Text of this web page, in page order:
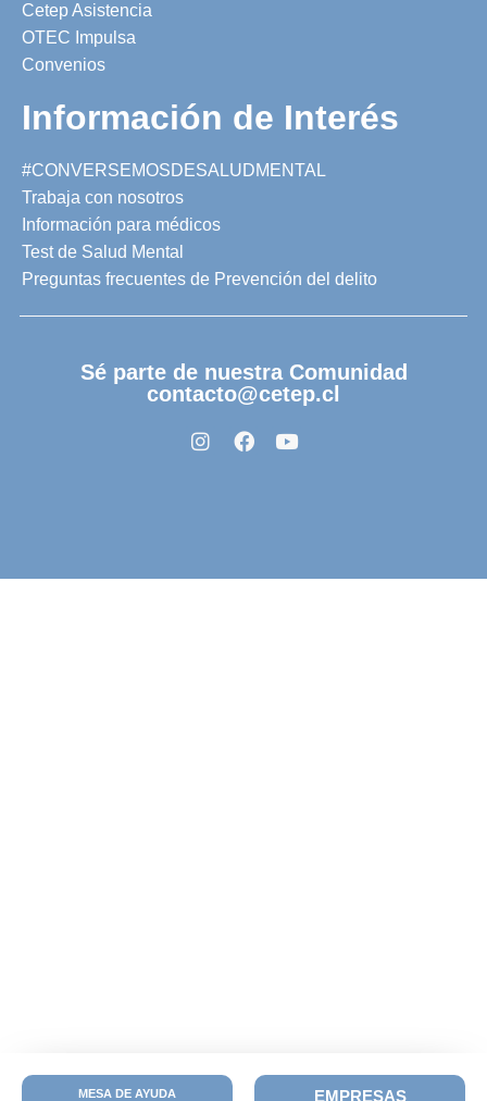
MESA DE AYUDA EMPRESAS
Cetep Asistencia
OTEC Impulsa
Convenios
Información de Interés
#CONVERSEMOSDESALUDMENTAL
Trabaja con nosotros
Información para médicos
Test de Salud Mental
Preguntas frecuentes de Prevención del delito
Sé parte de nuestra Comunidad
contacto@cetep.cl